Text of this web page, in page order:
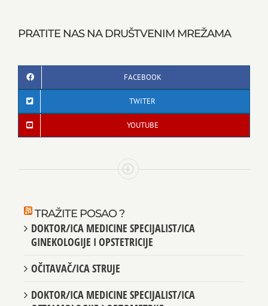
PRATITE NAS NA DRUŠTVENIM MREŽAMA
FACEBOOK
TWITER
YOUTUBE
TRAŽITE POSAO ?
DOKTOR/ICA MEDICINE SPECIJALIST/ICA
GINEKOLOGIJE I OPSTETRICIJE
OČITAVAČ/ICA STRUJE
DOKTOR/ICA MEDICINE SPECIJALIST/ICA